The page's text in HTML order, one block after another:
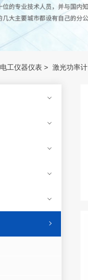
电工仪器仪表 > 激光功率计